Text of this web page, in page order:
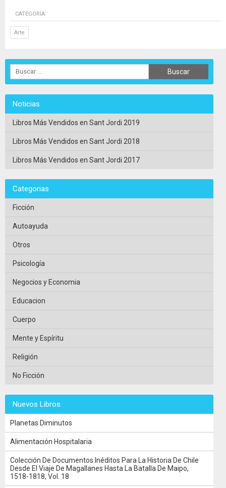
CATEGORÍA:
Arte
Noticias
Libros Más Vendidos en Sant Jordi 2019
Libros Más Vendidos en Sant Jordi 2018
Libros Más Vendidos en Sant Jordi 2017
Categorias
Ficción
Autoayuda
Otros
Psicología
Negocios y Economia
Educacion
Cuerpo
Mente y Espíritu
Religión
No Ficción
Nuevos Libros
Planetas Diminutos
Alimentación Hospitalaria
Colección De Documentos Inéditos Para La Historia De Chile
Desde El Viaje De Magallanes Hasta La Batalla De Maipo,
1518-1818, Vol. 18